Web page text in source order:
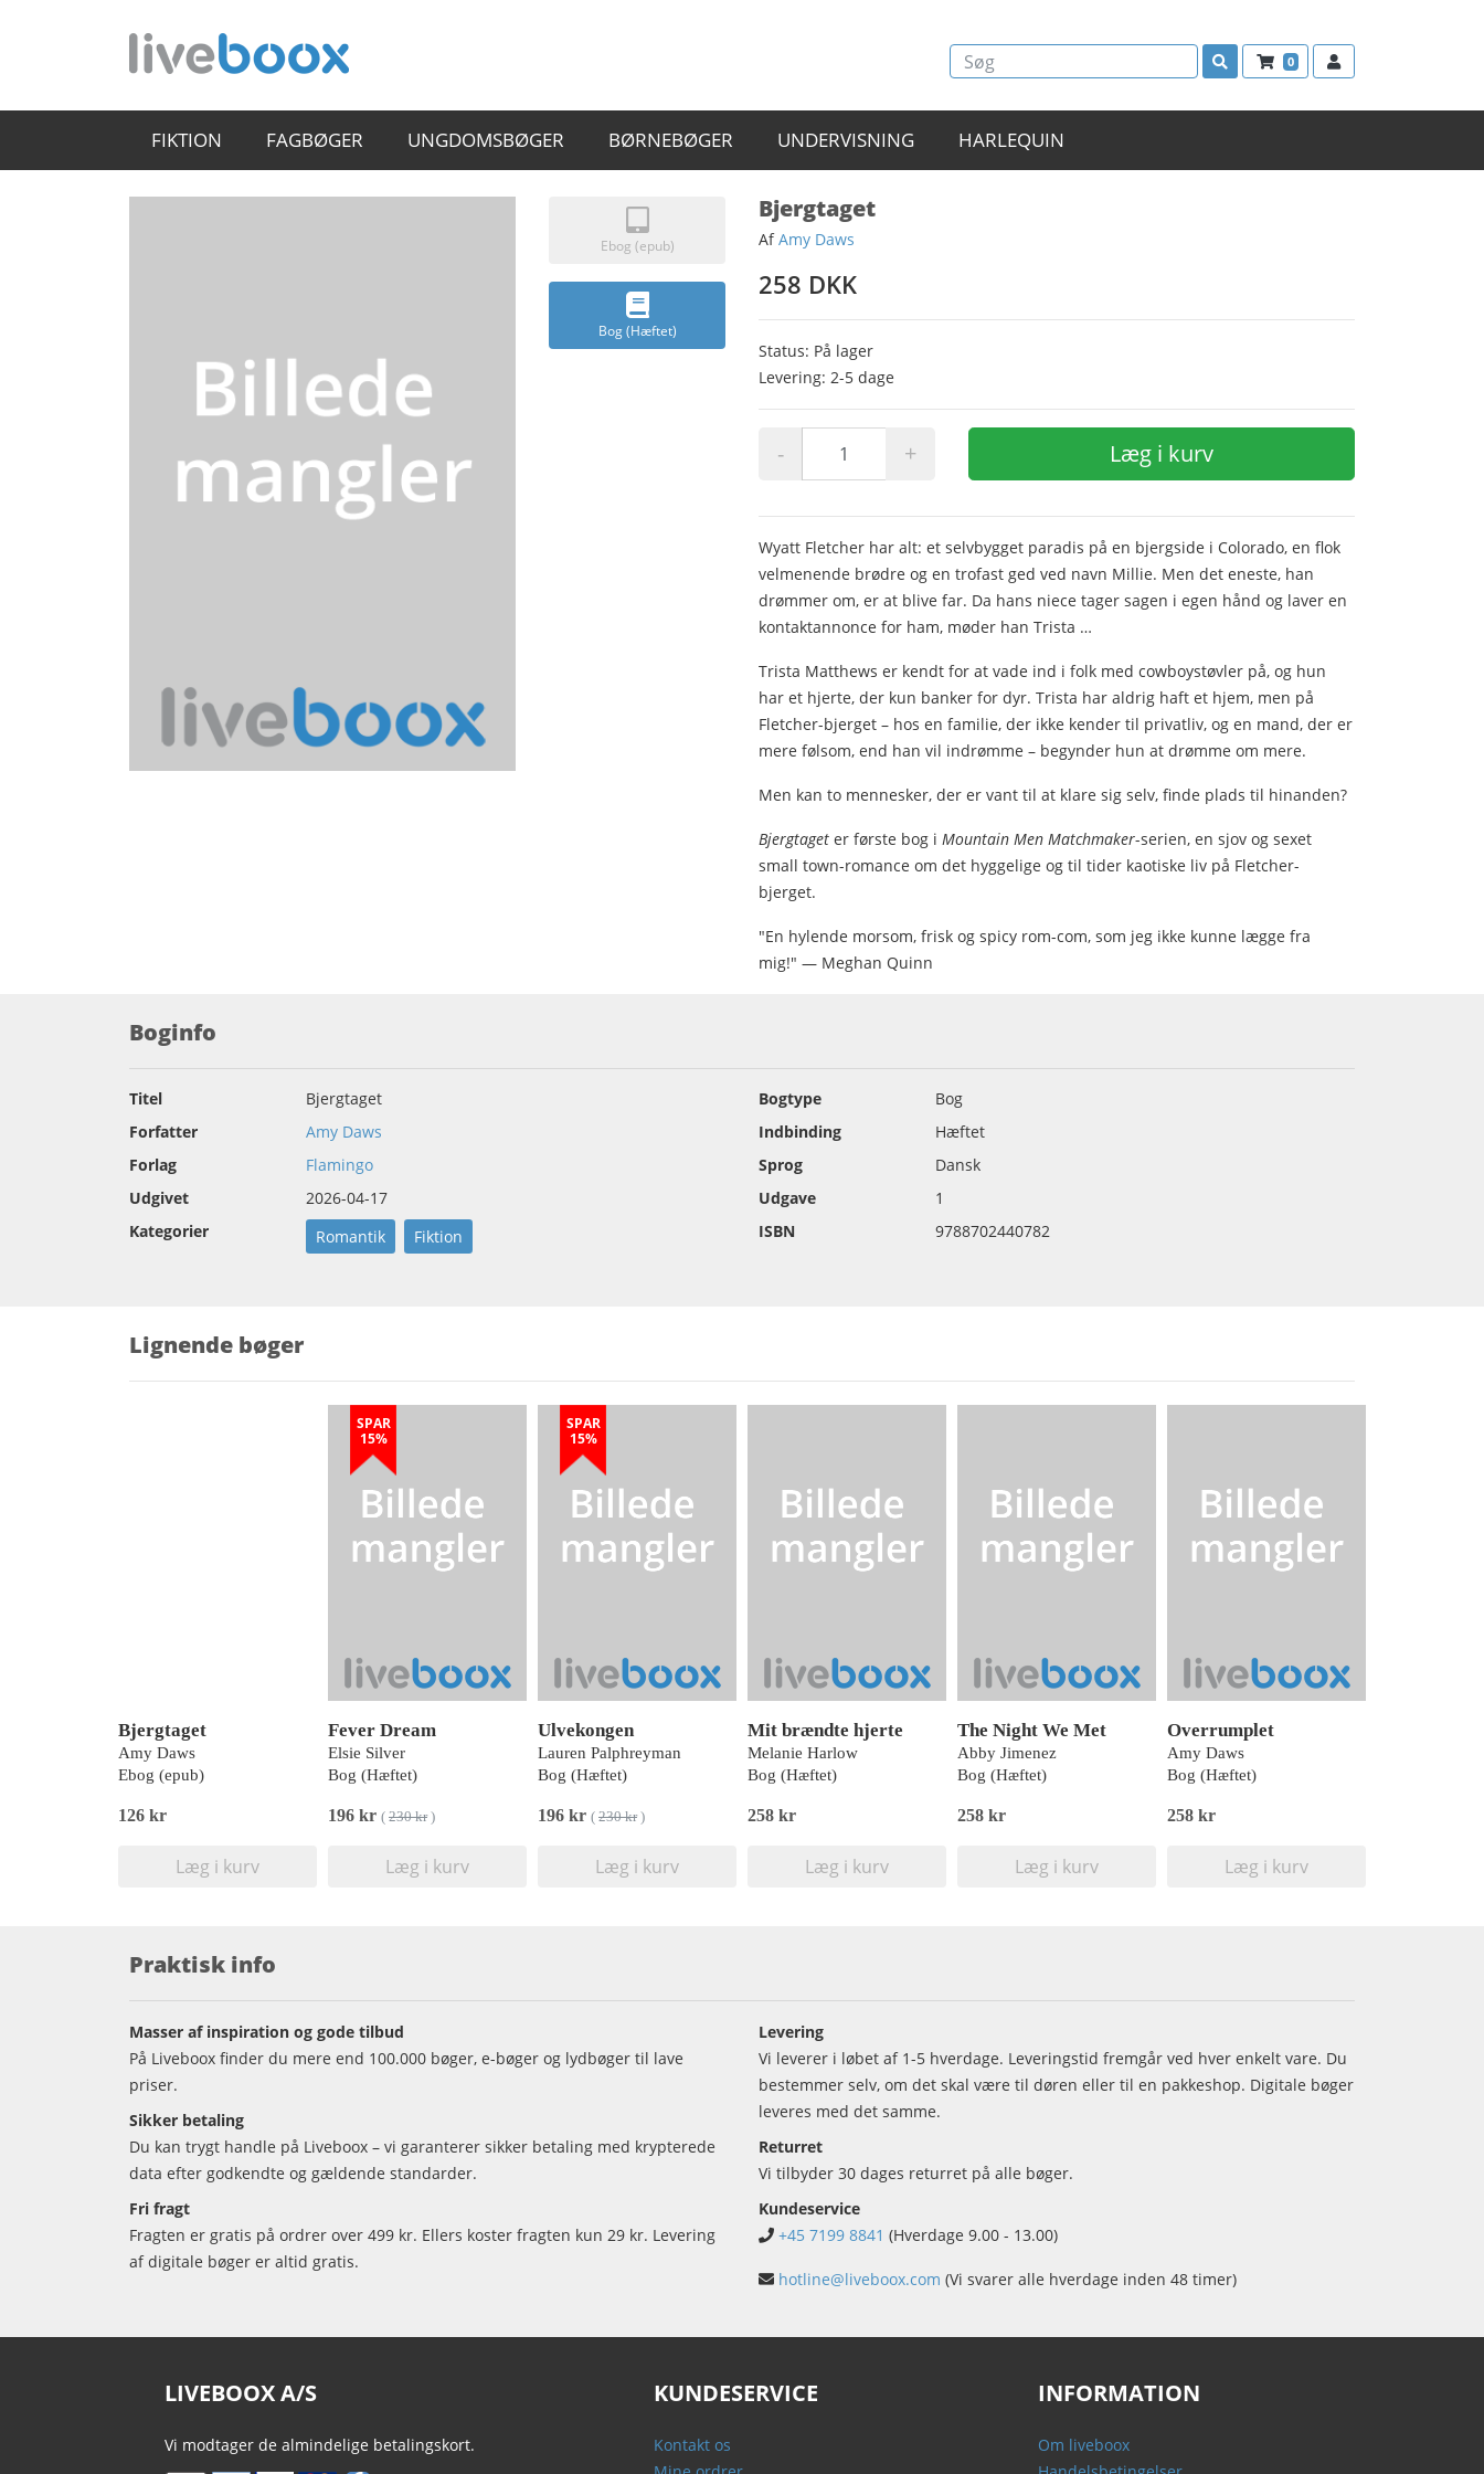
0
FIKTION FAGBØGER UNGDOMSBØGER BØRNEBØGER UNDERVISNING HARLEQUIN
Ebog (epub)
Bog (Hæftet)
Bjergtaget
AfAmy Daws
258 DKK
Status: På lager
Levering: 2-5 dage
- + Læg i kurv
Wyatt Fletcher har alt: et selvbygget paradis på en bjergside i Colorado, en flok
velmenende brødre og en trofast ged ved navn Millie. Men det eneste, han
drømmer om, er at blive far. Da hans niece tager sagen i egen hånd og laver en
kontaktannonce for ham, møder han Trista …
Trista Matthews er kendt for at vade ind i folk med cowboystøvler på, og hun
har et hjerte, der kun banker for dyr. Trista har aldrig haft et hjem, men på
Fletcher-bjerget – hos en familie, der ikke kender til privatliv, og en mand, der er
mere følsom, end han vil indrømme – begynder hun at drømme om mere.
Men kan to mennesker, der er vant til at klare sig selv, finde plads til hinanden?
Bjergtaget er første bog i Mountain Men Matchmaker-serien, en sjov og sexet
small town-romance om det hyggelige og til tider kaotiske liv på Fletcher-
bjerget.
"En hylende morsom, frisk og spicy rom-com, som jeg ikke kunne lægge fra
mig!" — Meghan Quinn
Boginfo
Titel
Bjergtaget
Forfatter
Amy Daws
Forlag
Flamingo
Udgivet
2026-04-17
Kategorier
Romantik Fiktion
Bogtype
Bog
Indbinding
Hæftet
Sprog
Dansk
Udgave
1
ISBN
9788702440782
Lignende bøger
Bjergtaget
Amy Daws
Ebog (epub)
126 kr
Læg i kurv
SPAR
15%
Fever Dream
Elsie Silver
Bog (Hæftet)
196 kr ( 230 kr)
Læg i kurv
SPAR
15%
Ulvekongen
Lauren Palphreyman
Bog (Hæftet)
196 kr ( 230 kr)
Læg i kurv
Mit brændte hjerte
Melanie Harlow
Bog (Hæftet)
258 kr
Læg i kurv
The Night We Met
Abby Jimenez
Bog (Hæftet)
258 kr
Læg i kurv
Overrumplet
Amy Daws
Bog (Hæftet)
258 kr
Læg i kurv
Praktisk info
Masser af inspiration og gode tilbud
På Liveboox finder du mere end 100.000 bøger, e-bøger og lydbøger til lave
priser.
Sikker betaling
Du kan trygt handle på Liveboox – vi garanterer sikker betaling med krypterede
data efter godkendte og gældende standarder.
Fri fragt
Fragten er gratis på ordrer over 499 kr. Ellers koster fragten kun 29 kr. Levering
af digitale bøger er altid gratis.
Levering
Vi leverer i løbet af 1-5 hverdage. Leveringstid fremgår ved hver enkelt vare. Du
bestemmer selv, om det skal være til døren eller til en pakkeshop. Digitale bøger
leveres med det samme.
Returret
Vi tilbyder 30 dages returret på alle bøger.
Kundeservice
+45 7199 8841 (Hverdage 9.00 - 13.00)
hotline@liveboox.com (Vi svarer alle hverdage inden 48 timer)
LIVEBOOX A/S
Vi modtager de almindelige betalingskort.
KUNDESERVICE
Kontakt os
INFORMATION
Om liveboox